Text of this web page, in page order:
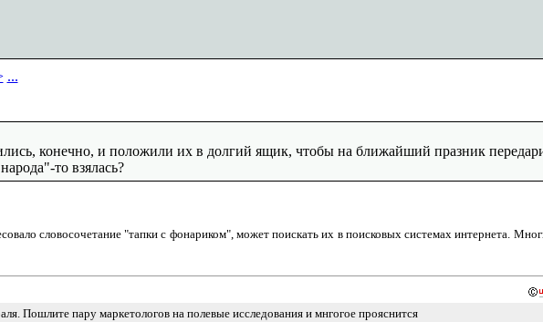
...
конечно, и положили их в долгий ящик, чтобы на ближайший празник
то взялась?
словосочетание "тапки с фонариком", может поискать их в поисковых системах интернета.
Пошлите пару маркетологов на полевые исследования и мнгогое прояснится